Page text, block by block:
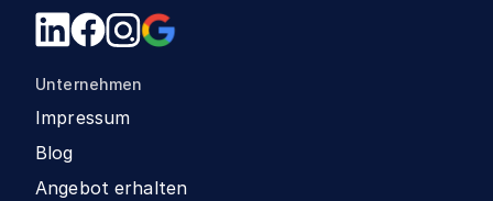
Unternehmen
Impressum
Blog
Angebot erhalten